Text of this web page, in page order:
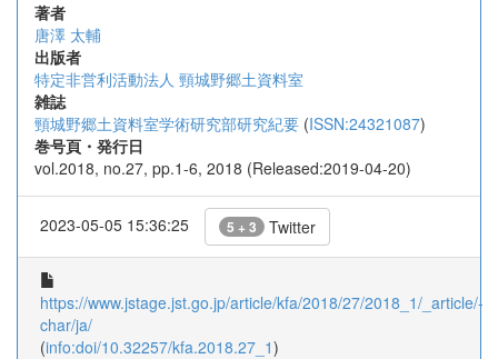
著者
唐澤 太輔
出版者
特定非営利活動法人 頸城野郷土資料室
雑誌
頸城野郷土資料室学術研究部研究紀要 (ISSN:24321087)
巻号頁・発行日
vol.2018, no.27, pp.1-6, 2018 (Released:2019-04-20)
2023-05-05 15:36:25 5 + 3 Twitter
https://www.jstage.jst.go.jp/article/kfa/2018/27/2018_1/_article/-
char/ja/
(info:doi/10.32257/kfa.2018.27_1)